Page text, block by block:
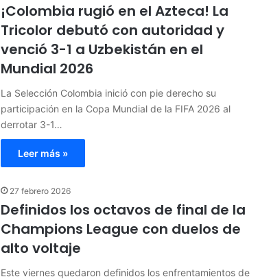
¡Colombia rugió en el Azteca! La
Tricolor debutó con autoridad y
venció 3-1 a Uzbekistán en el
Mundial 2026
La Selección Colombia inició con pie derecho su
participación en la Copa Mundial de la FIFA 2026 al
derrotar 3-1…
Leer más »
27 febrero 2026
Definidos los octavos de final de la
Champions League con duelos de
alto voltaje
Este viernes quedaron definidos los enfrentamientos de